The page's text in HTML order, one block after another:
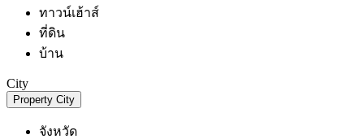
ทาวน์เฮ้าส์
ที่ดิน
บ้าน
City
Property City
จังหวัด